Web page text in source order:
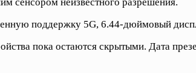
поддержку 5G, 6.44-дюймовый
пока остаются скрытыми. Дата